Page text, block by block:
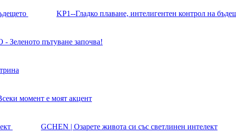
KP1--Гладко плаване, интелигентен контрол на
- Зеленото пътуване започва!
момент е моят акцент
GCHEN | Озарете живота си със светлинен интелект